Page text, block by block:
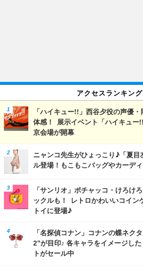
アクセスランキング
「ハイキュー!!」西谷夕役の声優
体感！ 展示イベント「ハイキュ
京会場が開幕
ニャンコ先生がひょっこり♪「夏目
ル登場！もこもこバッグやカーデ
「サンリオ」ポチャッコ・けろけ
ックルも！ レトロかわいいコイン
トイに登場♪
「名探偵コナン」コナンの蝶ネク
2”が目印♪ 各キャラをイメージし
トがセール中